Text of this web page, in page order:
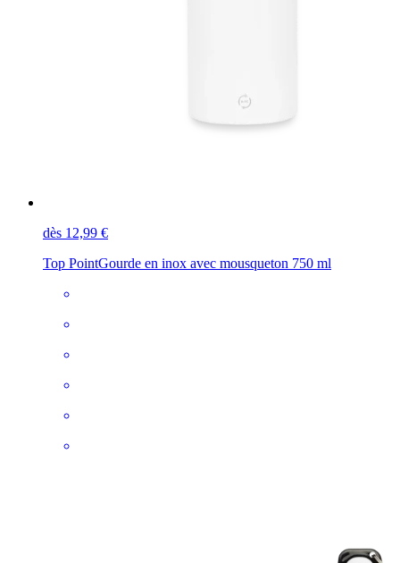
dès 12,99 €
Top PointGourde en inox avec mousqueton 750 ml